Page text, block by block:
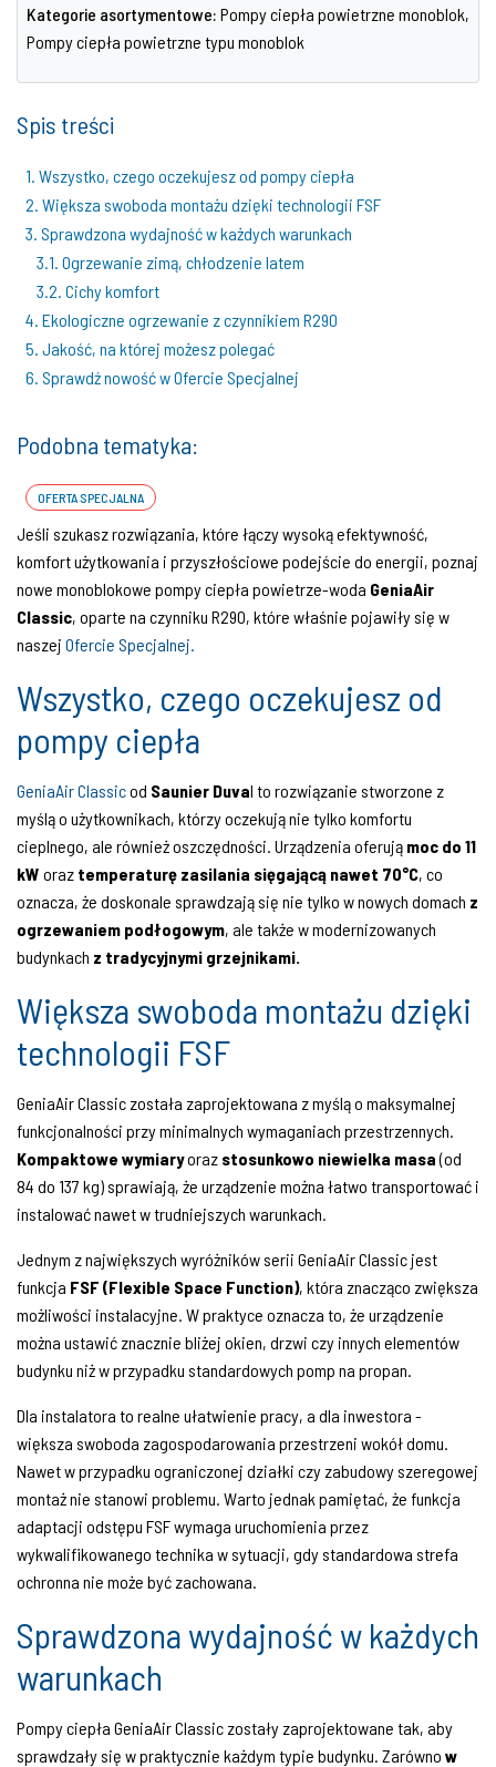
Kategorie asortymentowe: Pompy ciepła powietrzne monoblok,
Pompy ciepła powietrzne typu monoblok
Spis treści
1. Wszystko, czego oczekujesz od pompy ciepła
2. Większa swoboda montażu dzięki technologii FSF
3. Sprawdzona wydajność w każdych warunkach
3.1. Ogrzewanie zimą, chłodzenie latem
3.2. Cichy komfort
4. Ekologiczne ogrzewanie z czynnikiem R290
5. Jakość, na której możesz polegać
6. Sprawdź nowość w Ofercie Specjalnej
Podobna tematyka:
OFERTA SPECJALNA
Jeśli szukasz rozwiązania, które łączy wysoką efektywność,
komfort użytkowania i przyszłościowe podejście do energii, poznaj
nowe monoblokowe pompy ciepła powietrze-woda GeniaAir
Classic, oparte na czynniku R290, które właśnie pojawiły się w
naszej Ofercie Specjalnej.
Wszystko, czego oczekujesz od
pompy ciepła
GeniaAir Classicod Saunier Duval to rozwiązanie stworzone z
myślą o użytkownikach, którzy oczekują nie tylko komfortu
cieplnego, ale również oszczędności. Urządzenia oferują moc do 11
kW oraz temperaturę zasilania sięgającą nawet 70°C, co
oznacza, że doskonale sprawdzają się nie tylko w nowych domach z
ogrzewaniem podłogowym, ale także w modernizowanych
budynkach z tradycyjnymi grzejnikami.
Większa swoboda montażu dzięki
technologii FSF
GeniaAir Classic została zaprojektowana z myślą o maksymalnej
funkcjonalności przy minimalnych wymaganiach przestrzennych.
Kompaktowe wymiaryoraz stosunkowo niewielka masa(od
84 do 137 kg) sprawiają, że urządzenie można łatwo transportować i
instalować nawet w trudniejszych warunkach.
Jednym z największych wyróżników serii GeniaAir Classic jest
funkcja FSF (Flexible Space Function), która znacząco zwiększa
możliwości instalacyjne. W praktyce oznacza to, że urządzenie
można ustawić znacznie bliżej okien, drzwi czy innych elementów
budynku niż w przypadku standardowych pomp na propan.
Dla instalatora to realne ułatwienie pracy, a dla inwestora -
większa swoboda zagospodarowania przestrzeni wokół domu.
Nawet w przypadku ograniczonej działki czy zabudowy szeregowej
montaż nie stanowi problemu. Warto jednak pamiętać, że funkcja
adaptacji odstępu FSF wymaga uruchomienia przez
wykwalifikowanego technika w sytuacji, gdy standardowa strefa
ochronna nie może być zachowana.
Sprawdzona wydajność w każdych
warunkach
Pompy ciepła GeniaAir Classic zostały zaprojektowane tak, aby
sprawdzały się w praktycznie każdym typie budynku. Zarówno w